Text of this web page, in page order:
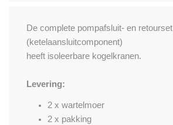
De complete pompafsluit- en retourset
(ketelaansluitcomponent)
heeft isoleerbare kogelkranen.
Levering:
2 x wartelmoer
2 x pakking